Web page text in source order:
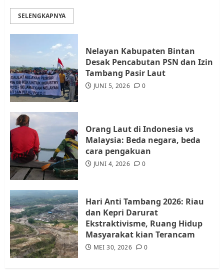
4
Warga Rempang Ajukan
Audiensi dengan Wali Kota
5
Tim Advokasi Desak BP Batam
Berhenti Merampas Tanah
SELENGKAPNYA
Nelayan Kabupaten Bintan
Desak Pencabutan PSN dan Izin
Tambang Pasir Laut
JUNI 5, 2026 0
Orang Laut di Indonesia vs
Malaysia: Beda negara, beda
cara pengakuan
JUNI 4, 2026 0
Hari Anti Tambang 2026: Riau
dan Kepri Darurat
Ekstraktivisme, Ruang Hidup
Masyarakat kian Terancam
MEI 30, 2026 0